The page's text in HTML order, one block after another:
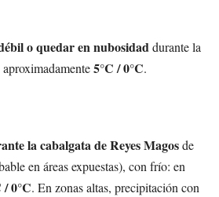
o quedar en nubosidaddurante la
5°C / 0°C.
la cabalgata de Reyes Magosde
en áreas expuestas), con frío: en
/ 0°C. En zonas altas, precipitación con